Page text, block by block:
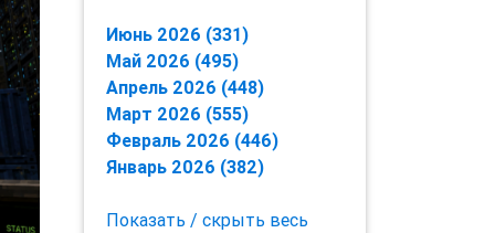
Июнь 2026 (331)
Май 2026 (495)
Апрель 2026 (448)
Март 2026 (555)
Февраль 2026 (446)
Январь 2026 (382)
Показать / скрыть весь